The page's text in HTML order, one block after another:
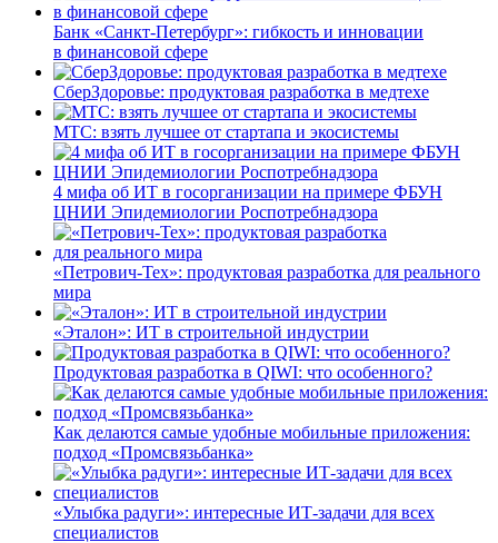
Банк «Санкт-Петербург»: гибкость и инновации
в финансовой сфере
СберЗдоровье: продуктовая разработка в медтехе
МТС: взять лучшее от стартапа и экосистемы
4 мифа об ИТ в госорганизации на примере ФБУН
ЦНИИ Эпидемиологии Роспотребнадзора
«Петрович-Тех»: продуктовая разработка для реального
мира
«Эталон»: ИТ в строительной индустрии
Продуктовая разработка в QIWI: что особенного?
Как делаются самые удобные мобильные приложения:
подход «Промсвязьбанка»
«Улыбка радуги»: интересные ИТ-задачи для всех
специалистов